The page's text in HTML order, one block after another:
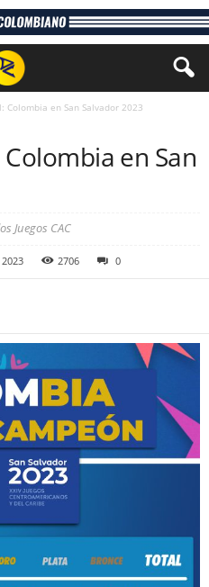
Colombia en San Salvador 2023
en San
Juegos CAC
2706 0